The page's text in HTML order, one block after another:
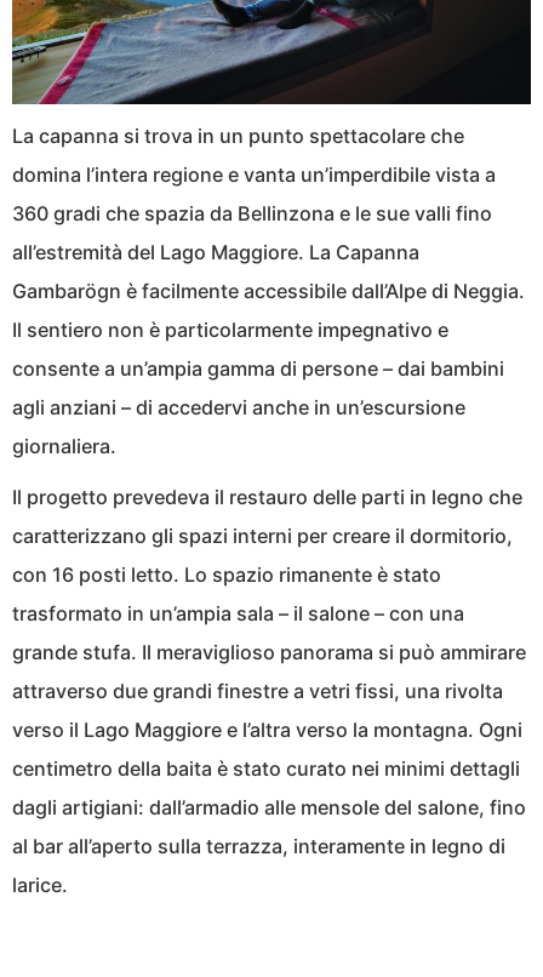
La capanna si trova in un punto spettacolare che
domina l’intera regione e vanta un’imperdibile vista a
360 gradi che spazia da Bellinzona e le sue valli fino
all’estremità del Lago Maggiore. La Capanna
Gambarögn è facilmente accessibile dall’Alpe di Neggia.
Il sentiero non è particolarmente impegnativo e
consente a un’ampia gamma di persone – dai bambini
agli anziani – di accedervi anche in un’escursione
giornaliera.
Il progetto prevedeva il restauro delle parti in legno che
caratterizzano gli spazi interni per creare il dormitorio,
con 16 posti letto. Lo spazio rimanente è stato
trasformato in un’ampia sala – il salone – con una
grande stufa. Il meraviglioso panorama si può ammirare
attraverso due grandi finestre a vetri fissi, una rivolta
verso il Lago Maggiore e l’altra verso la montagna. Ogni
centimetro della baita è stato curato nei minimi dettagli
dagli artigiani: dall’armadio alle mensole del salone, fino
al bar all’aperto sulla terrazza, interamente in legno di
larice.